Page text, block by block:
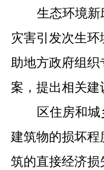
生态环境
灾害引发次生
助地方政府组
案，提出相关建
区住房和
建筑物的损坏
筑的直接经济